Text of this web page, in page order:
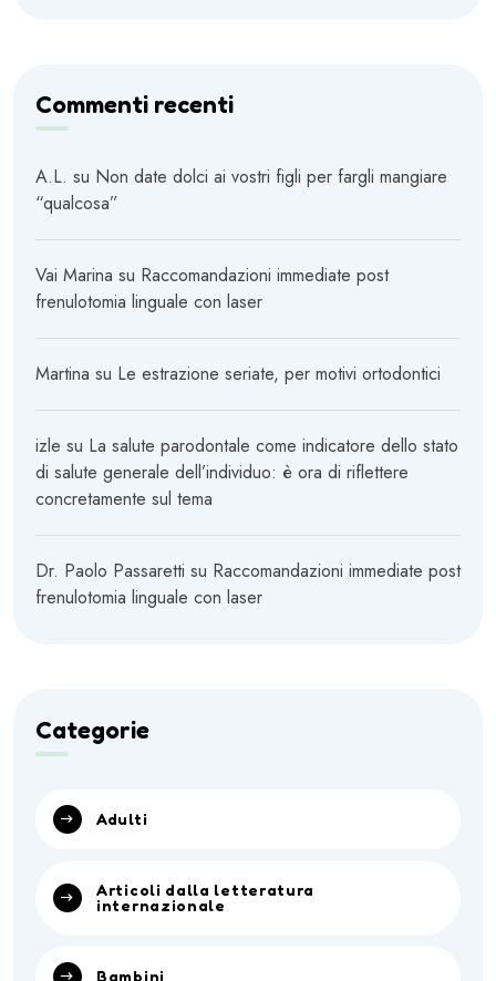
Commenti recenti
A.L. su Non date dolci ai vostri figli per fargli mangiare
“qualcosa”
Vai Marina su Raccomandazioni immediate post
frenulotomia linguale con laser
Martina su Le estrazione seriate, per motivi ortodontici
izle su La salute parodontale come indicatore dello stato
di salute generale dell’individuo: è ora di riflettere
concretamente sul tema
Dr. Paolo Passaretti su Raccomandazioni immediate post
frenulotomia linguale con laser
Categorie
Adulti
Articoli dalla letteratura
internazionale
Bambini